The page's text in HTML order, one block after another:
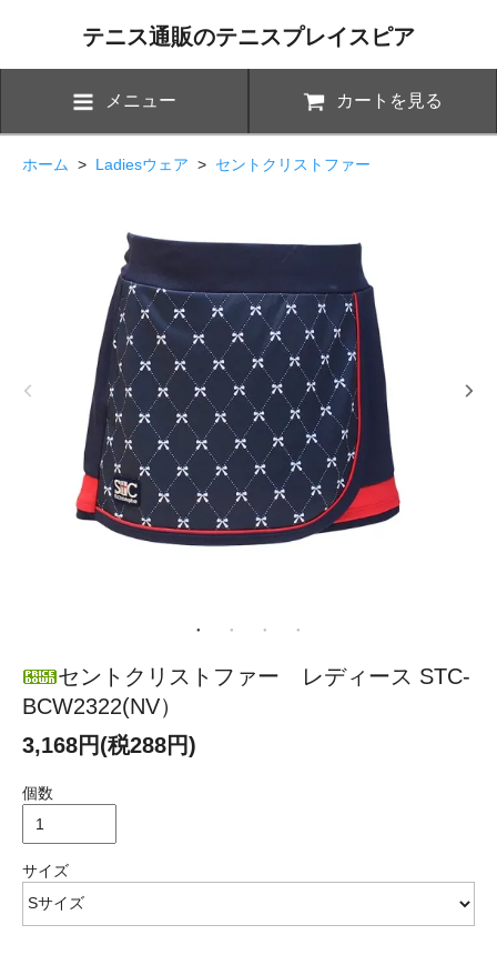
テニス通販のテニスプレイスピア
メニュー カートを見る
ホーム > Ladiesウェア > セントクリストファー
セントクリストファー レディース STC-
BCW2322(NV）
3,168円(税288円)
個数
サイズ